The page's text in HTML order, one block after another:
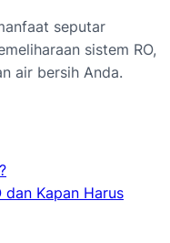
seputar
sistem RO,
air bersih Anda.
dan Kapan Harus